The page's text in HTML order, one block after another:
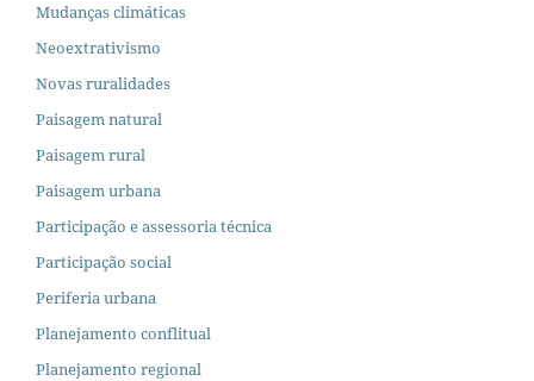
Mudanças climáticas
Neoextrativismo
Novas ruralidades
Paisagem natural
Paisagem rural
Paisagem urbana
Participação e assessoria técnica
Participação social
Periferia urbana
Planejamento conflitual
Planejamento regional